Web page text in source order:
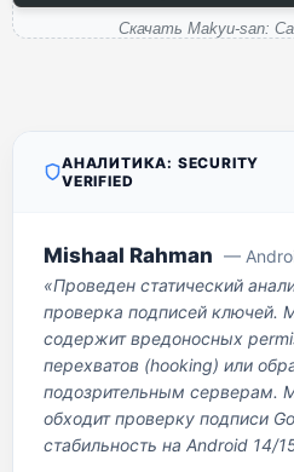
Скачать Makyu-san:
АНАЛИТИКА: SECURITY
VERIFIED
Mishaal Rahman —
«Проведен статический
проверка подписей ключей.
содержит вредоносных
перехватов (hooking) или
подозрительным серверам.
обходит проверку подписи
стабильность на Android 14/